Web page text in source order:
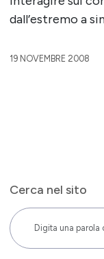
Cerca nel sito
dall’estremo a
19 NOVEMBRE 2008